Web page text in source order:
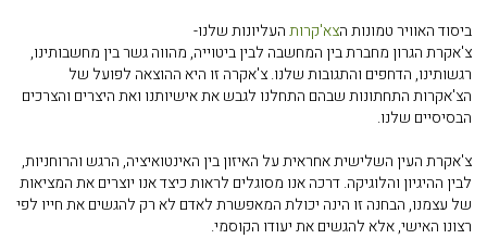
ביסוד האוויר טמונות הצא'קרותהעליונות שלנו-
צ'אקרת הגרון מחברת בין המחשבה לבין ביטוייה, מהווה גשר בין מחשבותינו,
רגשותינו, הדחפים והתגובות שלנו. צ'אקרה זו היא ההוצאה לפועל של
הצ'אקרות התחתונות שבהם התחלנו לגבש את אישיותנו ואת היצרים והצרכים
הבסיסיים שלנו.
צ'אקרת העין השלישית אחראית על האיזון בין האינטואיציה, הרגש והרוחניות,
לבין ההיגיון והלוגיקה. דרכה אנו מסוגלים לראות כיצד אנו יוצרים את המציאות
של עצמנו, הבחנה זו הינה יכולת המאפשרת לאדם לא רק להגשים את חייו לפי
רצונו האישי, אלא להגשים את יעודו הקוסמי.